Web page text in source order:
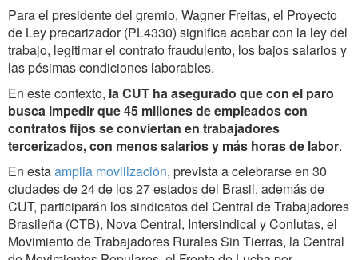
Para el presidente del gremio, Wagner Freitas, el Proyecto
de Ley precarizador (PL4330) significa acabar con la ley del
trabajo, legitimar el contrato fraudulento, los bajos salarios y
las pésimas condiciones laborables.
En este contexto, la CUT ha asegurado que con el paro
busca impedir que 45 millones de empleados con
contratos fijos se conviertan en trabajadores
tercerizados, con menos salarios y más horas de labor.
En estaamplia movilización, prevista a celebrarse en 30
ciudades de 24 de los 27 estados del Brasil, además de
CUT, participarán los sindicatos del Central de Trabajadores
Brasileña (CTB), Nova Central, Intersindical y Conlutas, el
Movimiento de Trabajadores Rurales Sin Tierras, la Central